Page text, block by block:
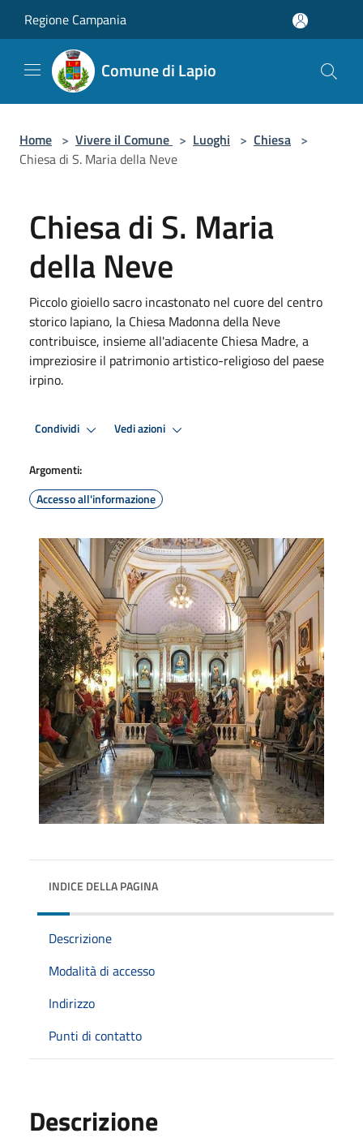
Regione Campania
Comune di Lapio
Home > Vivere il Comune > Luoghi > Chiesa >
Chiesa di S. Maria della Neve
Chiesa di S. Maria
della Neve
Piccolo gioiello sacro incastonato nel cuore del centro
storico lapiano, la Chiesa Madonna della Neve
contribuisce, insieme all'adiacente Chiesa Madre, a
impreziosire il patrimonio artistico-religioso del paese
irpino.
Condividi Vedi azioni
Argomenti:
Accesso all'informazione
INDICE DELLA PAGINA
Descrizione
Modalità di accesso
Indirizzo
Punti di contatto
Descrizione